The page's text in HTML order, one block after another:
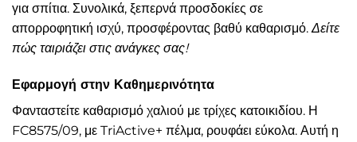
για σπίτια. Συνολικά, ξεπερνά προσδοκίες σε
απορροφητική ισχύ, προσφέροντας βαθύ καθαρισμό.Δείτε
πώς ταιριάζει στις ανάγκες σας!
Εφαρμογή στην Καθημερινότητα
Φανταστείτε καθαρισμό χαλιού με τρίχες κατοικιδίου. Η
FC8575/09, με TriActive+ πέλμα, ρουφάει εύκολα. Αυτή η